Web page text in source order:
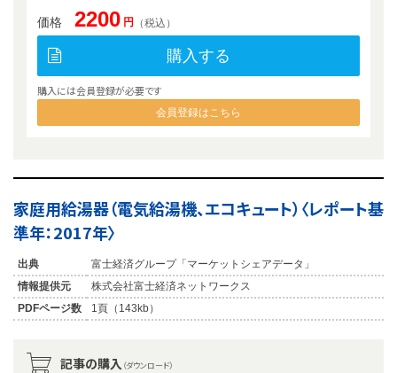
価格 2200 円 （税込）
購入する
購入には会員登録が必要です
会員登録はこちら
家庭用給湯器（電気給湯機、エコキュート）〈レポート基
準年：2017年〉
出典
富士経済グループ「マーケットシェアデータ」
情報提供元
株式会社富士経済ネットワークス
PDFページ数
1頁（143kb）
記事の購入 （ダウンロード）